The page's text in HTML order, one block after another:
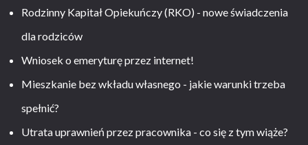
Rodzinny Kapitał Opiekuńczy (RKO) - nowe świadczenia
dla rodziców
Wniosek o emeryturę przez internet!
Mieszkanie bez wkładu własnego - jakie warunki trzeba
spełnić?
Utrata uprawnień przez pracownika - co się z tym wiąże?